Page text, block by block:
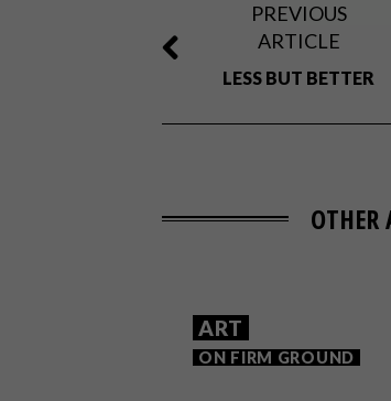
PREVIOUS
ARTICLE
LESS BUT BETTER
OTHER
ART
ON FIRM GROUND